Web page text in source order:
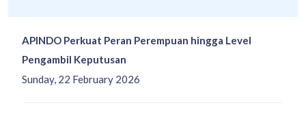
Sunday, 22 February 2026
APINDO Perkuat Peran Perempuan hingga Level
Pengambil Keputusan